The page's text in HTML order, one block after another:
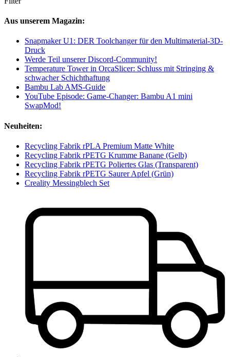
Aus unserem Magazin:
Snapmaker U1: DER Toolchanger für den Multimaterial-3D-
Druck
Werde Teil unserer Discord-Community!
Temperature Tower in OrcaSlicer: Schluss mit Stringing &
schwacher Schichthaftung
Bambu Lab AMS-Guide
YouTube Episode: Game-Changer: Bambu A1 mini
SwapMod!
Neuheiten:
Recycling Fabrik rPLA Premium Matte White
Recycling Fabrik rPETG Krumme Banane (Gelb)
Recycling Fabrik rPETG Poliertes Glas (Transparent)
Recycling Fabrik rPETG Saurer Apfel (Grün)
Creality Messingblech Set